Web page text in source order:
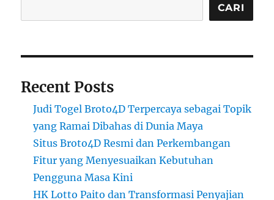
CARI
Recent Posts
Judi Togel Broto4D Terpercaya sebagai Topik
yang Ramai Dibahas di Dunia Maya
Situs Broto4D Resmi dan Perkembangan
Fitur yang Menyesuaikan Kebutuhan
Pengguna Masa Kini
HK Lotto Paito dan Transformasi Penyajian